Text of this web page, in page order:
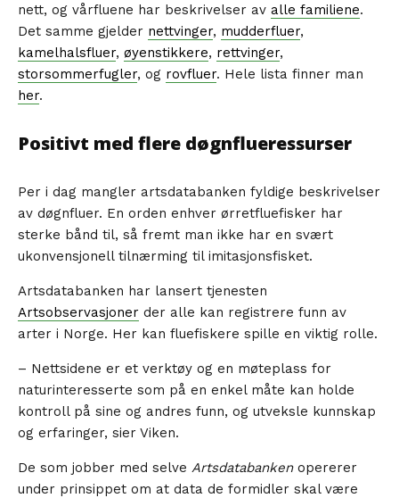
nett, og vårfluene har beskrivelser av alle familiene.
Det samme gjelder nettvinger, mudderfluer,
kamelhalsfluer, øyenstikkere, rettvinger,
storsommerfugler, og rovfluer. Hele lista finner man
her.
Positivt med flere døgnflueressurser
Per i dag mangler artsdatabanken fyldige beskrivelser
av døgnfluer. En orden enhver ørretfluefisker har
sterke bånd til, så fremt man ikke har en svært
ukonvensjonell tilnærming til imitasjonsfisket.
Artsdatabanken har lansert tjenesten
Artsobservasjoner der alle kan registrere funn av
arter i Norge. Her kan fluefiskere spille en viktig rolle.
– Nettsidene er et verktøy og en møteplass for
naturinteresserte som på en enkel måte kan holde
kontroll på sine og andres funn, og utveksle kunnskap
og erfaringer, sier Viken.
De som jobber med selve Artsdatabankenopererer
under prinsippet om at data de formidler skal være